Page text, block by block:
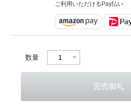
ご利用いただけるPay払い
数量